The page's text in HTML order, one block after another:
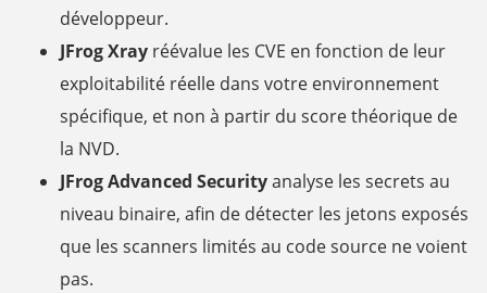
développeur.
JFrog Xray réévalue les CVE en fonction de leur
exploitabilité réelle dans votre environnement
spécifique, et non à partir du score théorique de
la NVD.
JFrog Advanced Securityanalyse les secrets au
niveau binaire, afin de détecter les jetons exposés
que les scanners limités au code source ne voient
pas.